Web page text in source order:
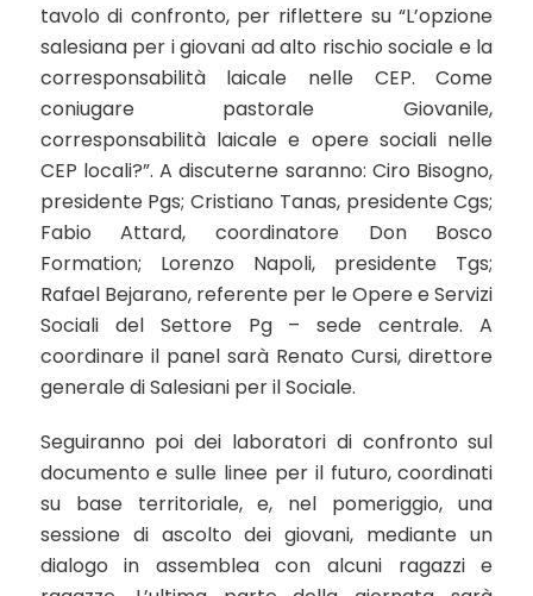
tavolo di confronto, per riflettere su “L’opzione
salesiana per i giovani ad alto rischio sociale e la
corresponsabilità laicale nelle CEP. Come
coniugare pastorale Giovanile,
corresponsabilità laicale e opere sociali nelle
CEP locali?”. A discuterne saranno: Ciro Bisogno,
presidente Pgs; Cristiano Tanas, presidente Cgs;
Fabio Attard, coordinatore Don Bosco
Formation; Lorenzo Napoli, presidente Tgs;
Rafael Bejarano, referente per le Opere e Servizi
Sociali del Settore Pg – sede centrale. A
coordinare il panel sarà Renato Cursi, direttore
generale di Salesiani per il Sociale.
Seguiranno poi dei laboratori di confronto sul
documento e sulle linee per il futuro, coordinati
su base territoriale, e, nel pomeriggio, una
sessione di ascolto dei giovani, mediante un
dialogo in assemblea con alcuni ragazzi e